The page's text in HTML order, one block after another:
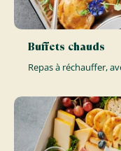
Buffets chauds
Repas à réchauffer,